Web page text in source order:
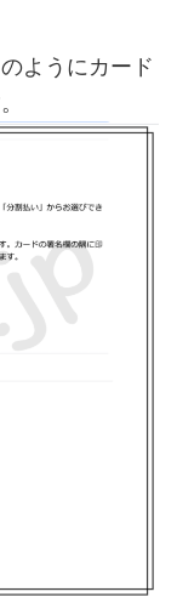
ようにカード